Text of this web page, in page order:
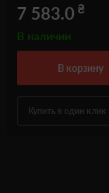
7 583.0 ₴
В наличии
в корзину
Купить в один клик